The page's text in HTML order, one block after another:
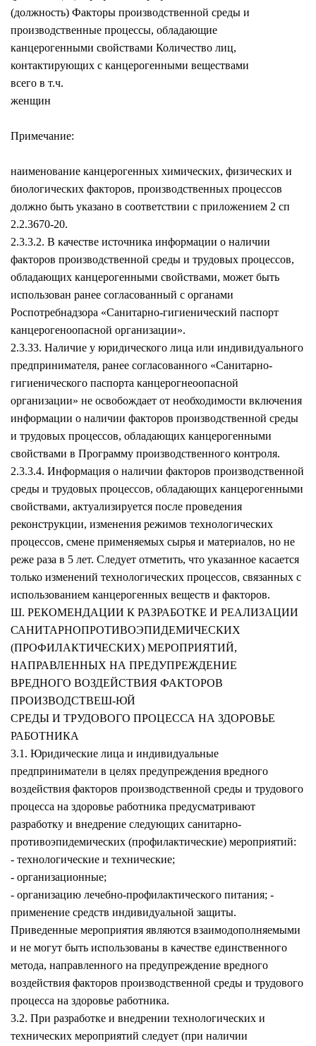
(должность) Факторы производственной среды и
производственные процессы, обладающие
канцерогенными свойствами Количество лиц,
контактирующих с канцерогенными веществами
всего в т.ч.
женщин
Примечание:
наименование канцерогенных химических, физических и
биологических факторов, производственных процессов
должно быть указано в соответствии с приложением 2 сп
2.2.3670-20.
2.3.3.2. В качестве источника информации о наличии
факторов производственной среды и трудовых процессов,
обладающих канцерогенными свойствами, может быть
использован ранее согласованный с органами
Роспотребнадзора «Санитарно-гигиенический паспорт
канцерогеноопасной организации».
2.3.33. Наличие у юридического лица или индивидуального
предпринимателя, ранее согласованного «Санитарно-
гигиенического паспорта канцерогнеоопасной
организации» не освобождает от необходимости включения
информации о наличии факторов производственной среды
и трудовых процессов, обладающих канцерогенными
свойствами в Программу производственного контроля.
2.3.3.4. Информация о наличии факторов производственной
среды и трудовых процессов, обладающих канцерогенными
свойствами, актуализируется после проведения
реконструкции, изменения режимов технологических
процессов, смене применяемых сырья и материалов, но не
реже раза в 5 лет. Следует отметить, что указанное касается
только изменений технологических процессов, связанных с
использованием канцерогенных веществ и факторов.
Ш. РЕКОМЕНДАЦИИ К РАЗРАБОТКЕ И РЕАЛИЗАЦИИ
САНИТАРНОПРОТИВОЭПИДЕМИЧЕСКИХ
(ПРОФИЛАКТИЧЕСКИХ) МЕРОПРИЯТИЙ,
НАПРАВЛЕННЫХ НА ПРЕДУПРЕЖДЕНИЕ
ВРЕДНОГО ВОЗДЕЙСТВИЯ ФАКТОРОВ
ПРОИЗВОДСТВЕШ-ЮЙ
СРЕДЫ И ТРУДОВОГО ПРОЦЕССА НА ЗДОРОВЬЕ
РАБОТНИКА
3.1. Юридические лица и индивидуальные
предприниматели в целях предупреждения вредного
воздействия факторов производственной среды и трудового
процесса на здоровье работника предусматривают
разработку и внедрение следующих санитарно-
противоэпидемических (профилактические) мероприятий:
- технологические и технические;
- организационные;
- организацию лечебно-профилактического питания; -
применение средств индивидуальной защиты.
Приведенные мероприятия являются взаимодополняемыми
и не могут быть использованы в качестве единственного
метода, направленного на предупреждение вредного
воздействия факторов производственной среды и трудового
процесса на здоровье работника.
3.2. При разработке и внедрении технологических и
технических мероприятий следует (при наличии